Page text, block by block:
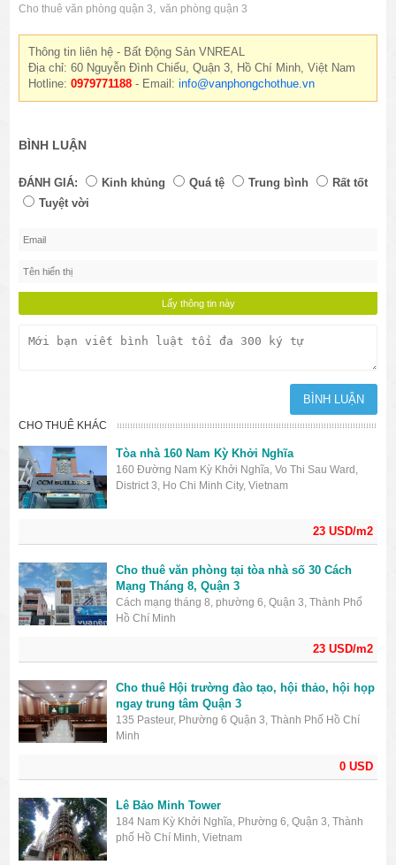
Cho thuê văn phòng quận 3,văn phòng quận 3
Thông tin liên hệ - Bất Động Sản VNREAL
Địa chỉ: 60 Nguyễn Đình Chiểu, Quận 3, Hồ Chí Minh, Việt Nam
Hotline:0979771188 - Email:info@vanphongchothue.vn
BÌNH LUẬN
ĐÁNH GIÁ: Kinh khủng Quá tệ Trung bình
Rất tốt
Tuyệt vời
CHO THUÊ KHÁC
23 USD/m2
Tòa nhà 160 Nam Kỳ Khởi Nghĩa
160 Đường Nam Kỳ Khởi Nghĩa, Vo Thi Sau Ward,
District 3, Ho Chi Minh City, Vietnam
23 USD/m2
Cho thuê văn phòng tại tòa nhà số 30 Cách
Mạng Tháng 8, Quận 3
Cách mạng tháng 8, phường 6, Quận 3, Thành Phố
Hồ Chí Minh
0 USD
Cho thuê Hội trường đào tạo, hội thảo, hội họp
ngay trung tâm Quận 3
135 Pasteur, Phường 6 Quận 3, Thành Phố Hồ Chí
Minh
Lê Bảo Minh Tower
184 Nam Kỳ Khởi Nghĩa, Phường 6, Quận 3, Thành
phố Hồ Chí Minh, Vietnam